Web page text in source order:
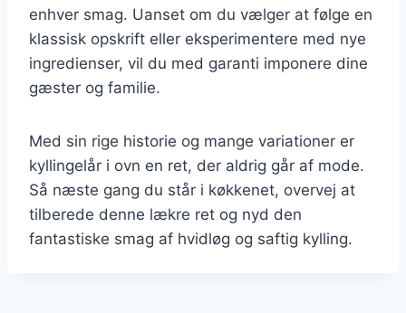
enhver smag. Uanset om du vælger at følge en
klassisk opskrift eller eksperimentere med nye
ingredienser, vil du med garanti imponere dine
gæster og familie.
Med sin rige historie og mange variationer er
kyllingelår i ovn en ret, der aldrig går af mode.
Så næste gang du står i køkkenet, overvej at
tilberede denne lækre ret og nyd den
fantastiske smag af hvidløg og saftig kylling.